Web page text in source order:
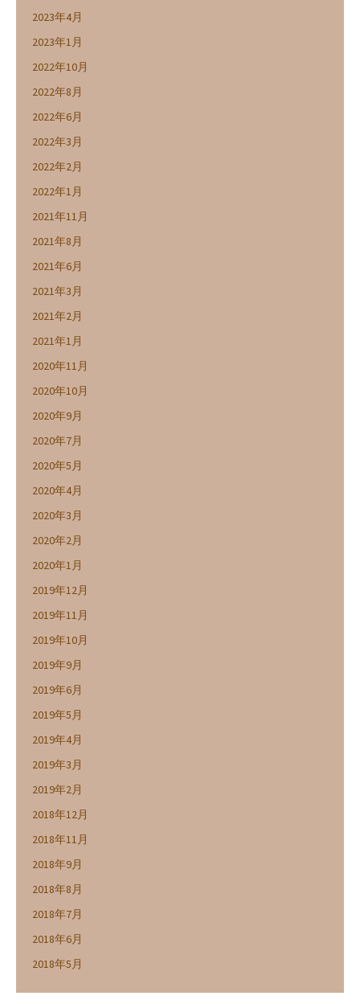
2023年4月
2023年1月
2022年10月
2022年8月
2022年6月
2022年3月
2022年2月
2022年1月
2021年11月
2021年8月
2021年6月
2021年3月
2021年2月
2021年1月
2020年11月
2020年10月
2020年9月
2020年7月
2020年5月
2020年4月
2020年3月
2020年2月
2020年1月
2019年12月
2019年11月
2019年10月
2019年9月
2019年6月
2019年5月
2019年4月
2019年3月
2019年2月
2018年12月
2018年11月
2018年9月
2018年8月
2018年7月
2018年6月
2018年5月